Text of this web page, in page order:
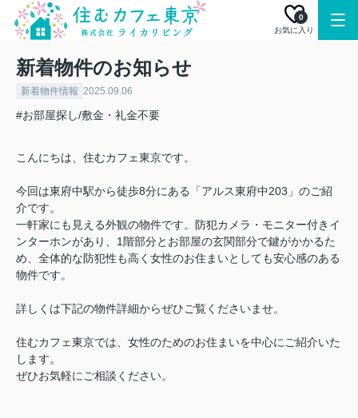
お気に入り
0
新着物件のお知らせ
新着物件情報 2025.09.06
#お部屋探し/敷金・礼金不要
こんにちは、住むカフェ東京です。
今回は東府中駅から徒歩8分にある「アルス東府中203」のご紹
介です。
一軒家にも見える外観の物件です。防犯カメラ・モニター付きイ
ンターホンがあり、1階部分とお部屋の玄関部分で鍵がかかるた
め、全体的な防犯性も高く女性のお住まいとしても安心感のある
物件です。
詳しくは下記の物件詳細からぜひご覧くださいませ。
住むカフェ東京では、女性のためのお住まいを中心にご紹介いた
します。
ぜひお気軽にご相談ください。